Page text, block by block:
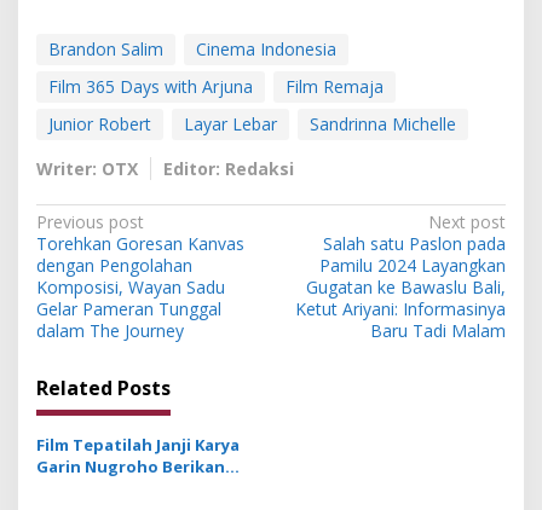
Brandon Salim
Cinema Indonesia
Film 365 Days with Arjuna
Film Remaja
Junior Robert
Layar Lebar
Sandrinna Michelle
Writer: OTX
Editor: Redaksi
P
o
s
t
a
v
i
Previous post
Torehkan Goresan Kanvas
dengan Pengolahan
Komposisi, Wayan Sadu
Gelar Pameran Tunggal
dalam The Journey
Next post
Salah satu Paslon pada
Pamilu 2024 Layangkan
Gugatan ke Bawaslu Bali,
Ketut Ariyani: Informasinya
Baru Tadi Malam
Related Posts
Film Tepatilah Janji Karya
Garin Nugroho Berikan